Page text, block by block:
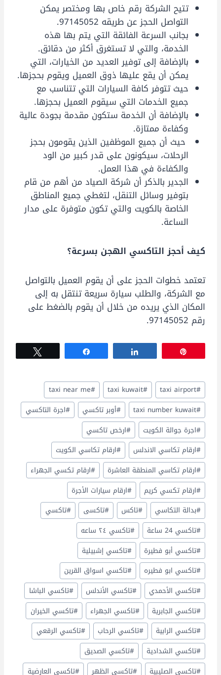
تتيح الشركة رقم خاص بها ومختصر يمكن
التواصل الحجز عن طريقه 97145052.
بجانب السرعة الفائقة التي يتم بها هذه
الخدمة، والتي لا تستغرق أكثر من دقائق.
بالإضافة إلى توفير العديد من الخيارات، التي
يمكن أن يقع عليها ذوق العميل ويقوم بحجزها.
حيث تتوفر كافة السيارات التي تتناسب مع
جميع الخدمات التي سيقوم العميل بحجزها.
بالإضافة أن الخدمة ستكون مقدمة بجودة عالية
وكفاءة ممتازة.
حيث أن جميع الموظفين الذين يقومون بحجز
الرحلات، سيكونون على قدر كبير من الود
والكفاءة في هذا العمل.
الجدير بالذكر أن شركة الصياد من أهم من قام
بتوفير وسائل التنقل، لتغطي جميع المناطق
الخاصة بالكويت والتي تكون متوفرة على مدار
الساعة.
كيف أحجز التاكسي الهجن بسرعة؟
تعتمد خطوات الحجز على أن يقوم العميل بالتواصل
مع الشركة، والطلب سيارة سريعة تنتقل به إلى
المكان الذي يريده من خلال أن يقوم بالضغط على
رقم 97145052.
وسوم
المقال:
#
taxi airport
#
taxi kuwait
#
taxi near me
#
taxi number kuwait
#أوبر تاكسي #اجرة التاكسي
#اجرة جوالة الكويت #ارخص تاكسي
#ارقام تكاسي الاندلس #ارقام تكاسي الكويت
#ارقام تكاسي المنطقة العاشرة #ارقام تكسي الجهراء
#ارقام تكسي كريم #ارقام سيارات الأجرة
#بدالة التكاسي #تاكس #تاكسى #تاكسي
#تاكسي 24 ساعة #تاكسي ٢٤ ساعه
#تاكسي أبو فطيرة #تاكسي إشبيلية
#تاكسي ابو فطيره #تاكسي اسواق القرين
#تاكسي الأحمدي #تاكسي الأندلس #تاكسي الباشا
#تاكسي الجابرية #تاكسي الجهراء #تاكسي الخيران
#تاكسي الرابية #تاكسي الرحاب #تاكسي الرقعي
#تاكسي الشدادية #تاكسي الصديق
#تاكسي الصليبية #تاكسي الظهر #تاكسي العارضية